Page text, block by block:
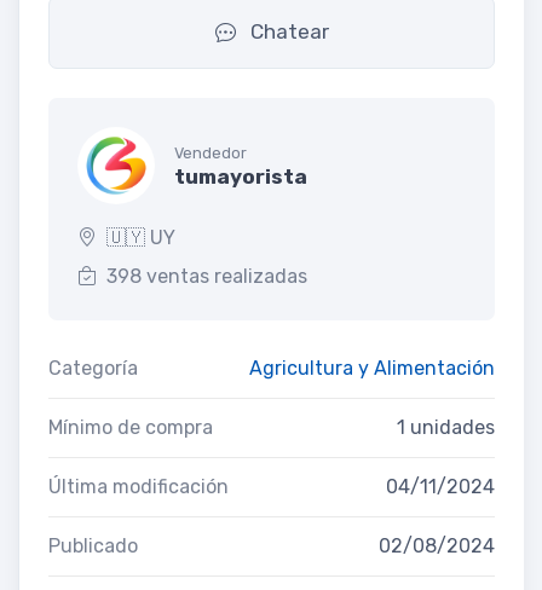
Chatear
Vendedor
tumayorista
🇺🇾 UY
398 ventas realizadas
Categoría Agricultura y Alimentación
Mínimo de compra 1 unidades
Última modificación 04/11/2024
Publicado 02/08/2024